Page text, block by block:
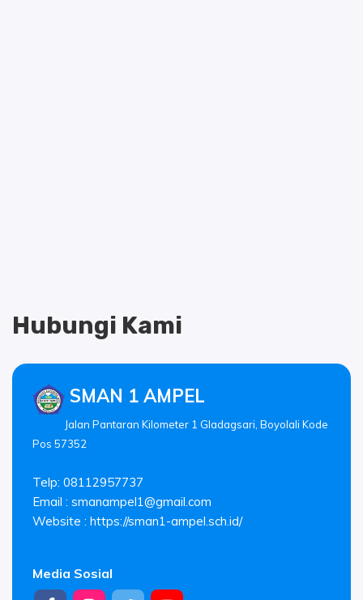
Hubungi Kami
SMAN 1 AMPEL
Jalan Pantaran Kilometer 1 Gladagsari, Boyolali Kode
Pos 57352
Telp: 08112957737
Email : smanampel1@gmail.com
Website : https://sman1-ampel.sch.id/
Media Sosial